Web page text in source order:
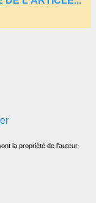
Restaurant
de pays et
la propriété de l'auteur.